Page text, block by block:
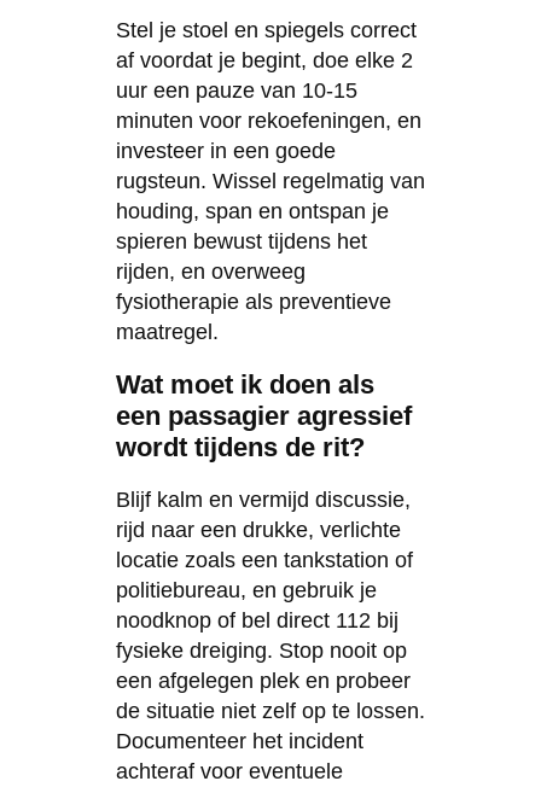
Stel je stoel en spiegels correct
af voordat je begint, doe elke 2
uur een pauze van 10-15
minuten voor rekoefeningen, en
investeer in een goede
rugsteun. Wissel regelmatig van
houding, span en ontspan je
spieren bewust tijdens het
rijden, en overweeg
fysiotherapie als preventieve
maatregel.
Wat moet ik doen als
een passagier agressief
wordt tijdens de rit?
Blijf kalm en vermijd discussie,
rijd naar een drukke, verlichte
locatie zoals een tankstation of
politiebureau, en gebruik je
noodknop of bel direct 112 bij
fysieke dreiging. Stop nooit op
een afgelegen plek en probeer
de situatie niet zelf op te lossen.
Documenteer het incident
achteraf voor eventuele